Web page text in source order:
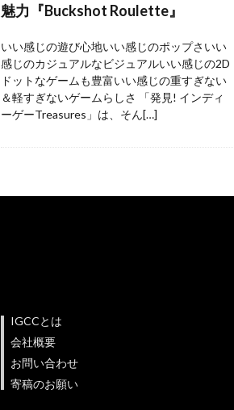
魅力『Buckshot Roulette』
いい感じの遊び心地いい感じのポップさいい
感じのカジュアルなビジュアルいい感じの2D
ドットなゲームも豊富いい感じの重すぎない
＆軽すぎないゲームらしさ 「発見! インディ
ーゲーTreasures」は、そん[…]
IGCCとは
会社概要
お問い合わせ
寄稿のお願い